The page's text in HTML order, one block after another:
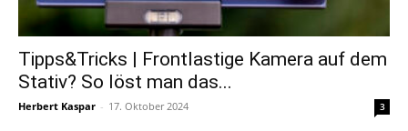
Tipps&Tricks | Frontlastige Kamera auf dem
Stativ? So löst man das...
Herbert Kaspar - 17. Oktober 2024 3